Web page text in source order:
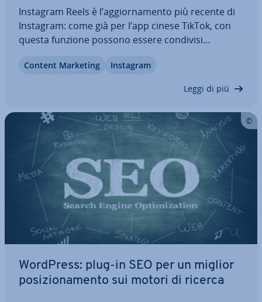
Instagram Reels è l’ag­gior­na­men­to più recente di
Instagram: come già per l’app cinese TikTok, con
questa funzione possono essere condivisi
musicale. Ma che cos’è Instagram Reels e quali dif­
Content Marketing Instagram
Leggi di più
WordPress: plug-in SEO per un miglior
po­si­zio­na­men­to sui motori di ricerca